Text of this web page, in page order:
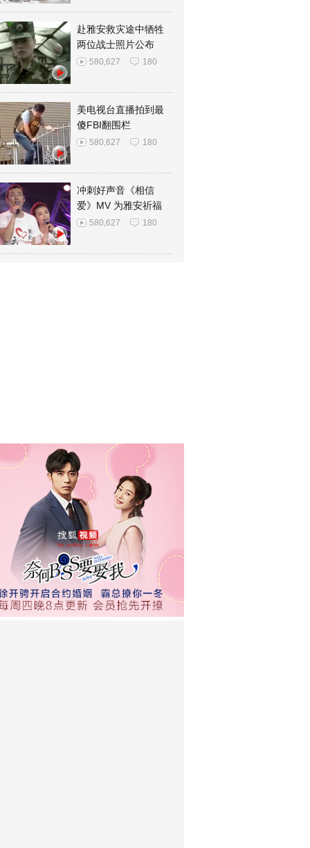
赴雅安救灾途中牺牲
两位战士照片公布
580,627 180
美电视台直播拍到最
傻FBI翻围栏
580,627 180
冲刺好声音《相信
爱》MV 为雅安祈福
580,627 180